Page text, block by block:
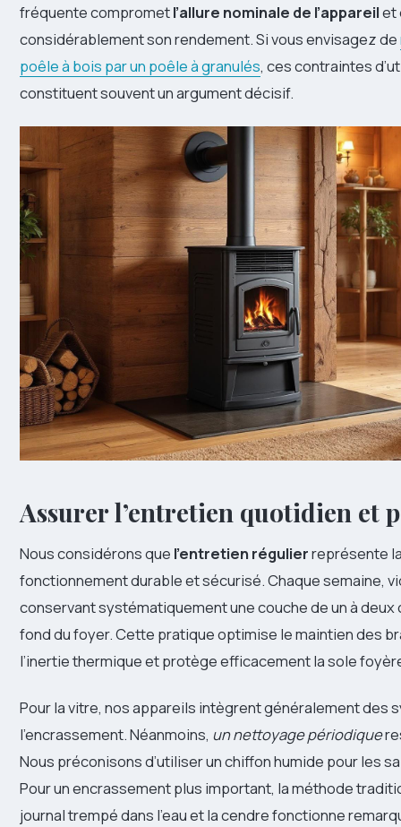
fréquente comprometl’allure nominale de l’appareilet
considérablement son rendement. Si vous envisagez de
poêle à bois par un poêle à granulés, ces contraintes
constituent souvent un argument décisif.
Assurer l’entretien quotidien et
Nous considérons que l’entretien régulierreprésente
fonctionnement durable et sécurisé. Chaque semaine,
conservant systématiquement une couche de un à
fond du foyer. Cette pratique optimise le maintien des
l’inertie thermique et protège efficacement la sole
Pour la vitre, nos appareils intègrent généralement des
l’encrassement. Néanmoins, un nettoyage périodique
Nous préconisons d’utiliser un chiffon humide pour les
Pour un encrassement plus important, la méthode
journal trempé dans l’eau et la cendre fonctionne